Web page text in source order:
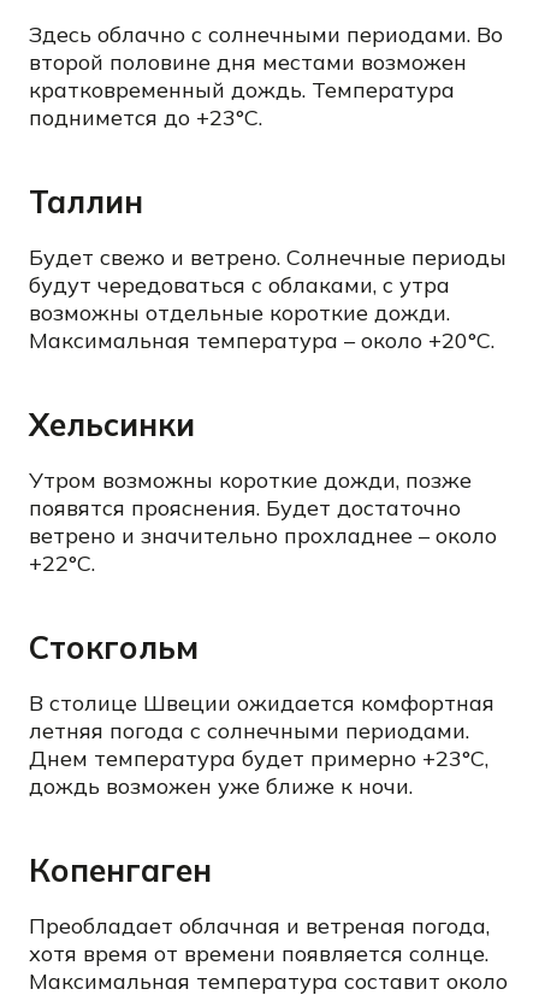
Здесь облачно с солнечными периодами. Во
второй половине дня местами возможен
кратковременный дождь. Температура
поднимется до +23°C.
Таллин
Будет свежо и ветрено. Солнечные периоды
будут чередоваться с облаками, с утра
возможны отдельные короткие дожди.
Максимальная температура – около +20°C.
Хельсинки
Утром возможны короткие дожди, позже
появятся прояснения. Будет достаточно
ветрено и значительно прохладнее – около
+22°C.
Стокгольм
В столице Швеции ожидается комфортная
летняя погода с солнечными периодами.
Днем температура будет примерно +23°C,
дождь возможен уже ближе к ночи.
Копенгаген
Преобладает облачная и ветреная погода,
хотя время от времени появляется солнце.
Максимальная температура составит около